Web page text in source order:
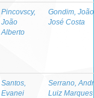
Pincovscy,
João
Alberto
Gondim, João
José Costa
Santos,
Evanei
Serrano,
Luiz Marques